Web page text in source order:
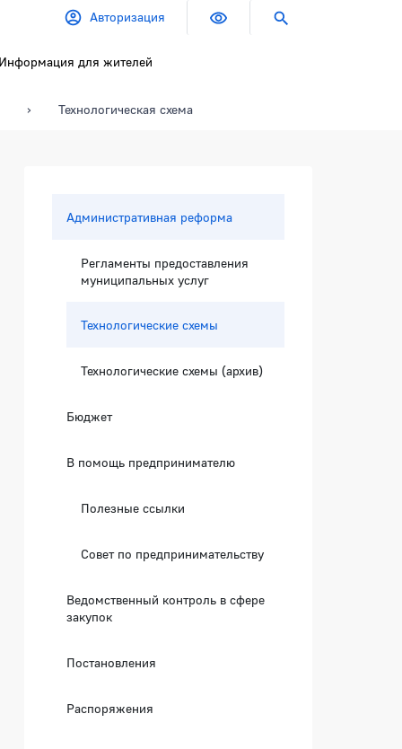
Авторизация
Информация для жителей
Технологическая схема
Административная реформа
Регламенты предоставления
муниципальных услуг
Технологические схемы
Технологические схемы (архив)
Бюджет
В помощь предпринимателю
Полезные ссылки
Совет по предпринимательству
Ведомственный контроль в сфере
закупок
Постановления
Распоряжения